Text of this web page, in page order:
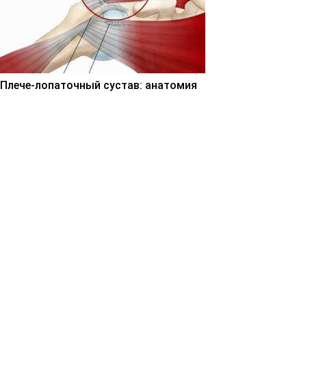
Плече-лопаточный сустав: анатомия